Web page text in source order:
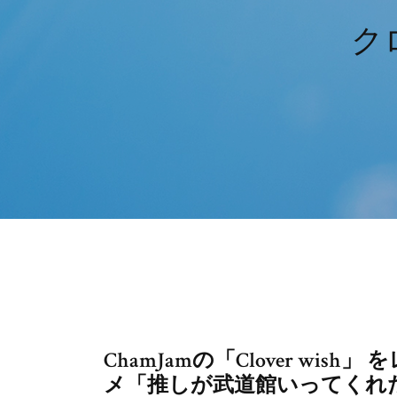
ク
ChamJamの「Clover wish」
メ「推しが武道館いってく